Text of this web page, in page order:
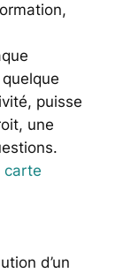
puisse
une
carte
d’un